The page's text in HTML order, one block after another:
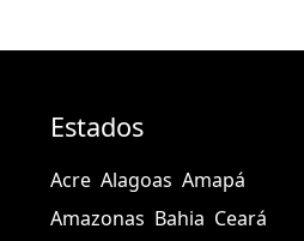
Estados
Acre Alagoas Amapá
Amazonas Bahia Ceará